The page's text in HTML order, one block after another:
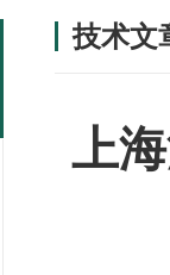
技术文
上